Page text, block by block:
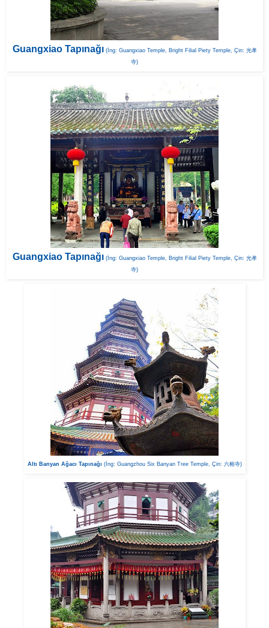
Guangxiao Tapınağı (İng: Guangxiao Temple, Bright Filial Piety Temple, Çin: 光孝
寺)
Guangxiao Tapınağı (İng: Guangxiao Temple, Bright Filial Piety Temple, Çin: 光孝
寺)
Altı Banyan Ağacı Tapınağı (İng: Guangzhou Six Banyan Tree Temple, Çin: 六榕寺)